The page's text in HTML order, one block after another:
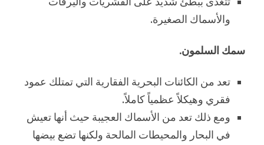
والأسماك الصغيرة.
سمك السلمون.
تعد من الكائنات البحرية الفقارية التي تمتلك عمود
فقري وهيكلاً عظمياً كاملاً.
ومع ذلك تعد من الأسماك العجيبة حيث أنها تعيش
في البحار والمحيطات المالحة ولكنها تضع بيضها